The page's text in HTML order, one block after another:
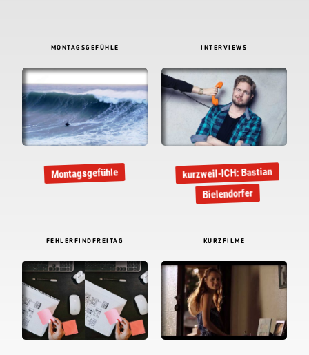
MONTAGSGEFÜHLE
Montagsgefühle
INTERVIEWS
kurzweil-ICH: Bastian
Bielendorfer
FEHLERFINDFREITAG KURZFILME